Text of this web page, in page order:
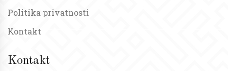
Politika privatnosti
Kontakt
Kontakt